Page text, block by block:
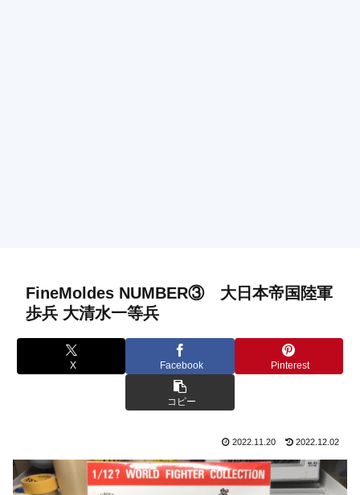
FineMoldes NUMBER③ 大日本帝国陸軍
歩兵 大清水一等兵
X Facebook Pinterest
コピー
2022.11.20 2022.12.02